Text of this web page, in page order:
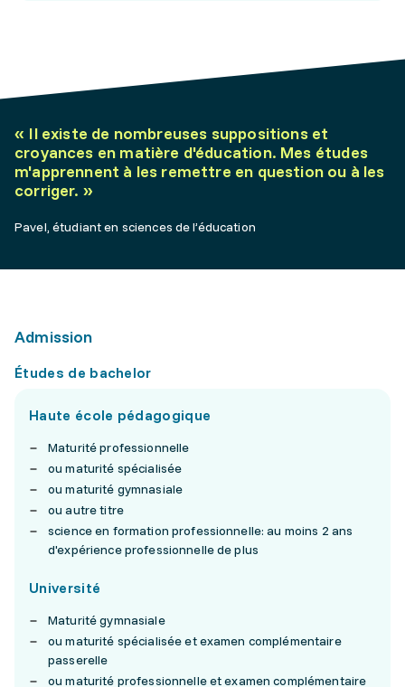
« Il existe de nombreuses suppositions et
croyances en matière d'éducation. Mes études
m'apprennent à les remettre en question ou à les
corriger. »
Pavel, étudiant en sciences de l’éducation
Admission
Études de bachelor
Haute école pédagogique
Maturité professionnelle
ou maturité spécialisée
ou maturité gymnasiale
ou autre titre
science en formation professionnelle: au moins 2 ans
d'expérience professionnelle de plus
Université
Maturité gymnasiale
ou maturité spécialisée et examen complémentaire
passerelle
ou maturité professionnelle et examen complémentaire